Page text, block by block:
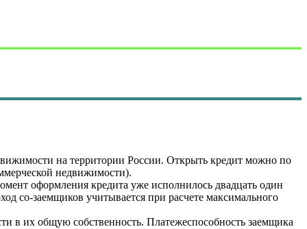
на территории России. Открыть кредит можно по
недвижимости).
оформления кредита уже исполнилось двадцать один
со-заемщиков учитывается при расчете максимального
в их общую собственность. Платежеспособность заемщика